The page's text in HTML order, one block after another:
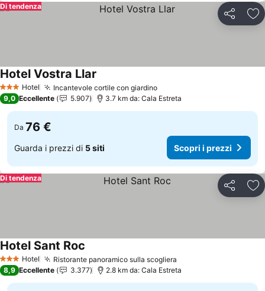
Condividi
Di tendenza
3 StelleHotel Incantevole cortile con giardinoScopri i prezzi
Hotel Vostra Llar
9,0 Eccellente 5.907 3.7 km da: Cala Estreta
Da 76 €
Guarda i prezzi di 5 siti Scopri i prezzi
Condividi
Di tendenza
3 StelleHotel Ristorante panoramico sulla scogliera
Hotel Sant Roc
8,9 Eccellente 3.377 2.8 km da: Cala Estreta